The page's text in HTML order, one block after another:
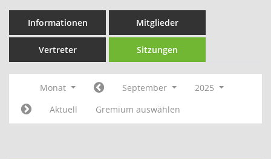
Informationen Mitglieder
Vertreter Sitzungen
Monat September
2025
Aktuell
Gremium auswählen